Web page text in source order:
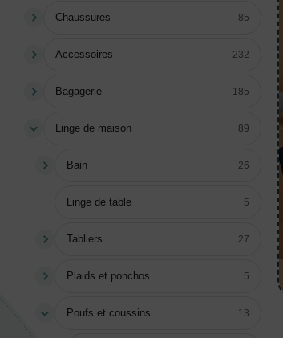
Chaussures 85
Accessoires 232
Bagagerie 185
Linge de maison 89
Bain 26
Linge de table 5
Tabliers 27
Plaids et ponchos 5
Poufs et coussins 13